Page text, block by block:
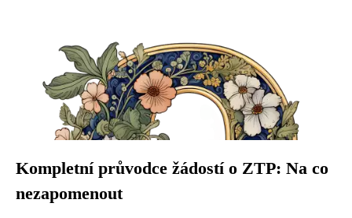
Kompletní průvodce žádostí o ZTP: Na co
nezapomenout